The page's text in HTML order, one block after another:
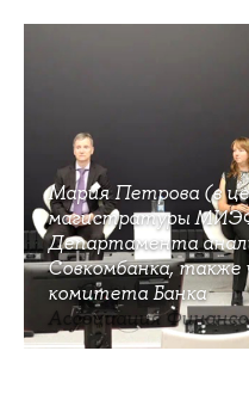
Мария Петрова (в
магистратуры МИЭФ
Департамента
Совкомбанка, также
комитета Банка
Ассоциация